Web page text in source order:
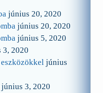
június 20, 2020
június 20, 2020
június 5, 2020
3, 2020
június
június 3, 2020